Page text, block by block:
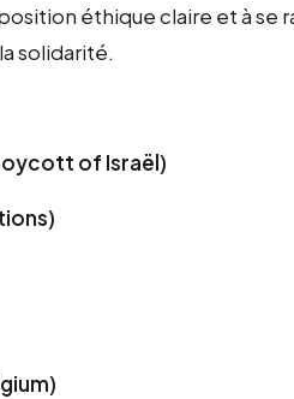
éthique claire et à se
solidarité.
of Israël)